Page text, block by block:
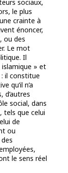
sociaux,
le plus
crainte à
énoncer,
ou des
Le mot
Il
» et
il constitue
qu’il n’a
d’autres
social, dans
tels que celui
de
ou
le sens réel